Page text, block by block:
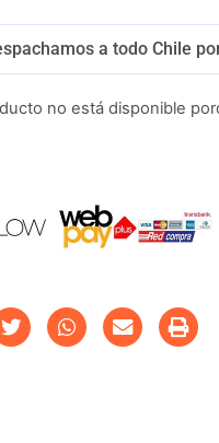
a todo Chile
no está disponible